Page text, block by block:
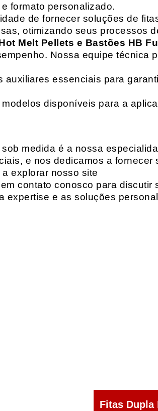
formato personalizado.
de fornecer soluções de
otimizando seus processos
Melt Pellets e Bastões HB
Nossa equipe técnica
auxiliares essenciais para
disponíveis para a
medida é a nossa
e nos dedicamos a fornecer
explorar nosso site
contato conosco para discutir
expertise e as soluções
Fitas Dupla